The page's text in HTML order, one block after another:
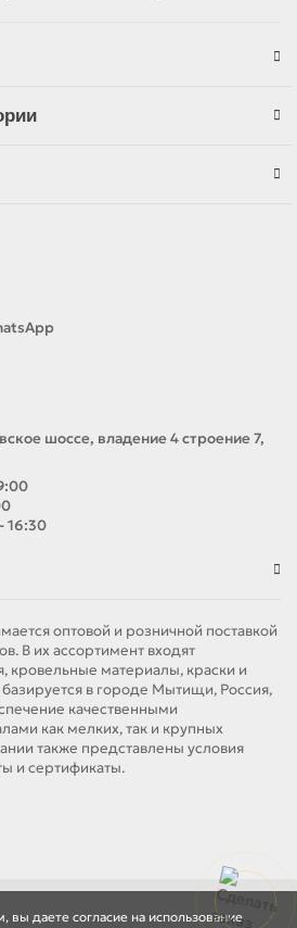
вы даете согласие на использование
шоссе, владение 4 строение 7,
16:30
оптовой и розничной поставкой
В их ассортимент входят
кровельные материалы, краски и
в городе Мытищи, Россия,
качественными
как мелких, так и крупных
также представлены условия
и сертификаты.